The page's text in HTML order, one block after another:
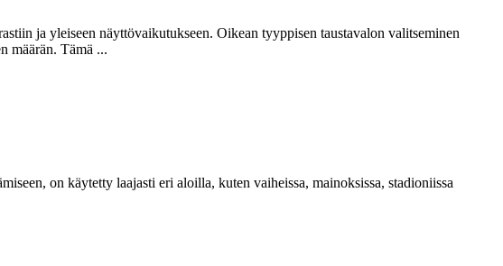
ja yleiseen näyttövaikutukseen. Oikean tyyppisen taustavalon valitseminen
määrän. Tämä ...
on käytetty laajasti eri aloilla, kuten vaiheissa, mainoksissa, stadioniissa